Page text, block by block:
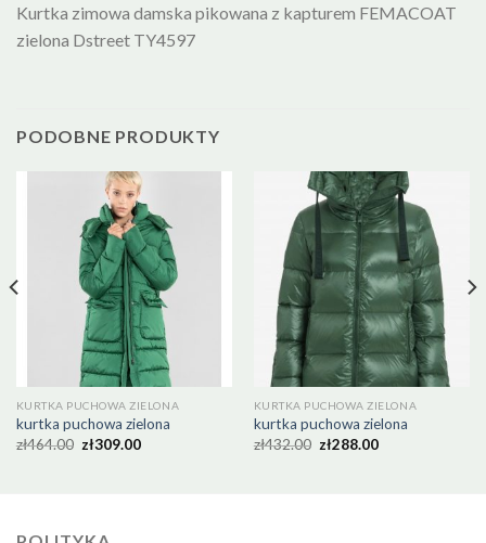
Kurtka zimowa damska pikowana z kapturem FEMACOAT
zielona Dstreet TY4597
PODOBNE PRODUKTY
KURTKA PUCHOWA ZIELONA
kurtka puchowa zielona
zł464.00 zł309.00
KURTKA PUCHOWA ZIELONA
kurtka puchowa zielona
zł432.00 zł288.00